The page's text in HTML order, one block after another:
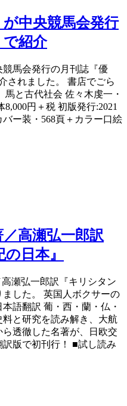
が中央競馬会発行
で紹介
競馬会発行の月刊誌『優
されました。 書店でごら
と古代社会 佐々木虔一・
円＋税 初版発行:2021
ー装・568頁＋カラー口絵
高瀬弘一郎訳
日本』
瀬弘一郎訳『キリシタン
した。 英国人ボクサーの
語翻訳 葡・西・蘭・仏・
と研究を読み解き、大航
透徹した名著が、日欧交
版で初刊行！ ■試し読み